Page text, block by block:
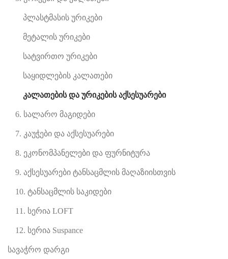
პლასტმასის ურიკები
მეტალის ურიკები
სატვირთო ურიკები
საყიდლების კალათები
კალათების და ურიკების აქსესუარები
6. სალარო მაგიდები
7. კაუჭები და აქსესუარები
8. ეკონომპანელები და ფურნიტურა
9. აქსესუარები ტანსაცმლის მაღაზიისთვის
10. ტანსაცმლის საკიდები
11. სერია LOFT
12. სერია Suspance
სავაჭრო დარგი